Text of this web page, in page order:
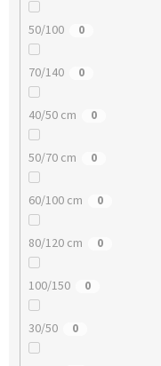
50/100 0
70/140 0
40/50 cm 0
50/70 cm 0
60/100 cm 0
80/120 cm 0
100/150 0
30/50 0